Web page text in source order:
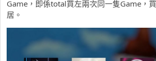
Game，即係total買左兩次同一隻Game，
居。